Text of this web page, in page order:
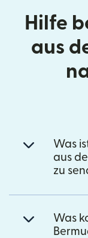
Hilfe
aus
Was
aus
zu
Was